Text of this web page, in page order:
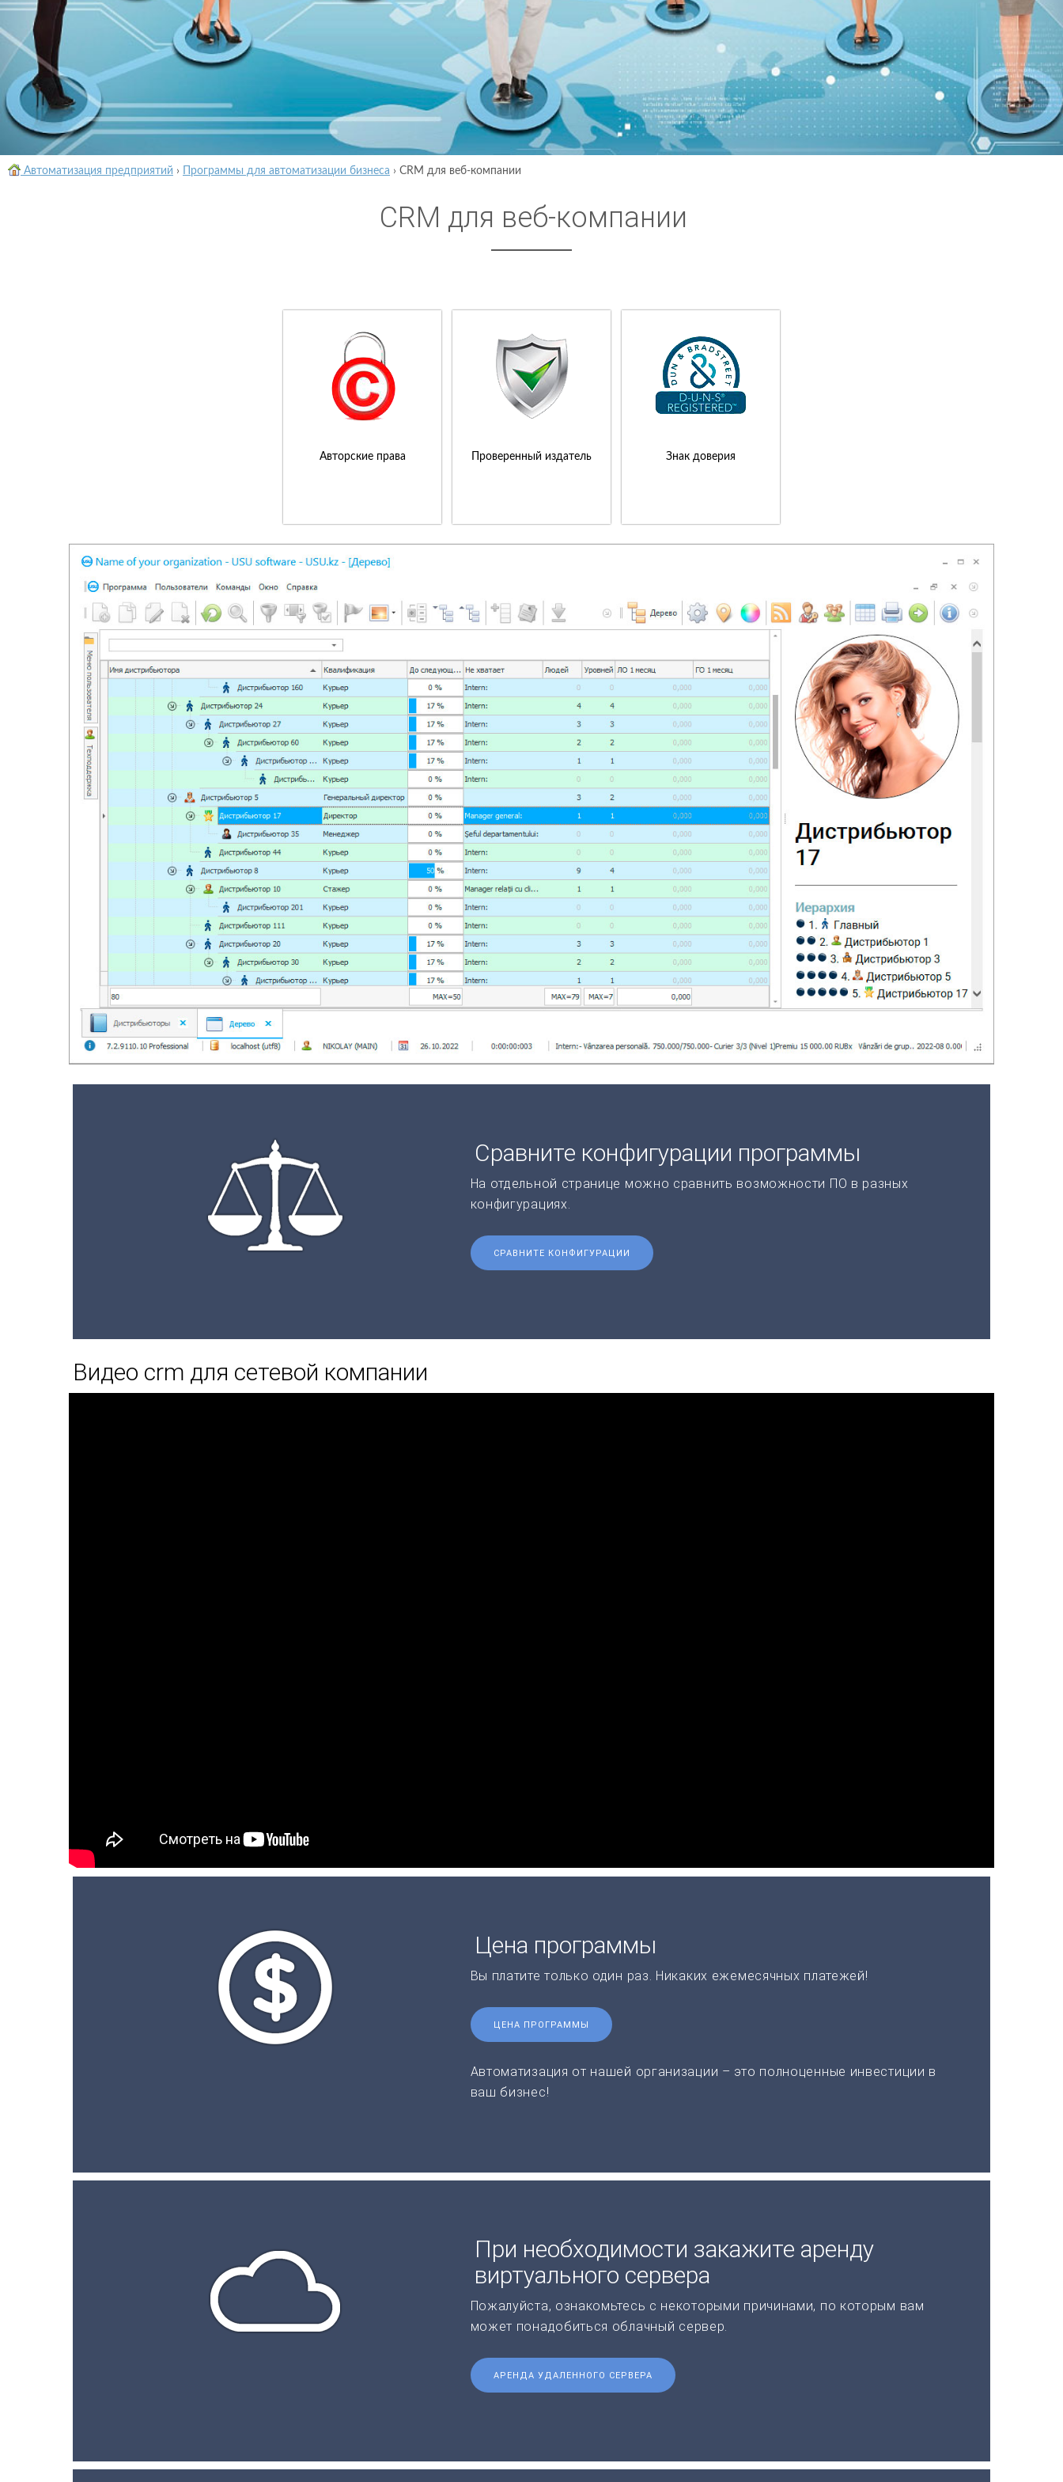
Автоматизация предприятий › Программы для автоматизации бизнеса › CRM для веб-компании
CRM для веб-компании
Авторские права Проверенный издатель Знак доверия
Сравните конфигурации программы
На отдельной странице можно сравнить возможности ПО в разных
конфигурациях.
СРАВНИТЕ КОНФИГУРАЦИИ
Видео crm для сетевой компании
Цена программы
Вы платите только один раз. Никаких ежемесячных платежей!
ЦЕНА ПРОГРАММЫ
Автоматизация от нашей организации – это полноценные инвестиции в
ваш бизнес!
При необходимости закажите аренду
виртуального сервера
Пожалуйста, ознакомьтесь с некоторыми причинами, по которым вам
может понадобиться облачный сервер.
АРЕНДА УДАЛЕННОГО СЕРВЕРА